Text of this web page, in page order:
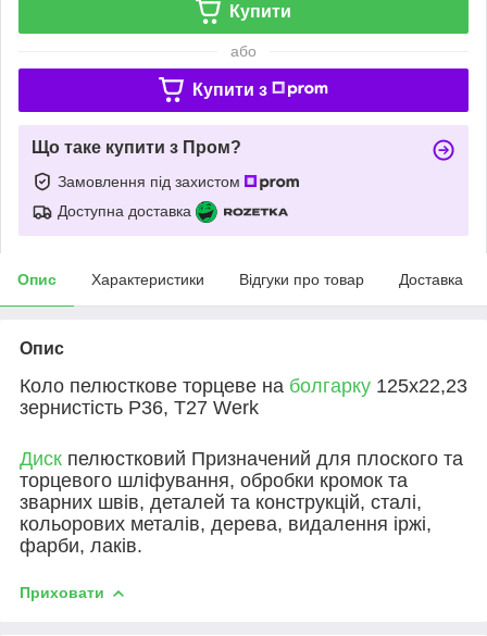
Купити
або
Купити з
Що таке купити з Пром?
Замовлення під захистом
Доступна доставка
Опис Характеристики Відгуки про товар Доставка
Опис
Коло пелюсткове торцеве на болгарку 125х22,23
зернистість Р36, Т27 Werk
Диск пелюстковий Призначений для плоского та
торцевого шліфування, обробки кромок та
зварних швів, деталей та конструкцій, сталі,
кольорових металів, дерева, видалення іржі,
фарби, лаків.
Приховати